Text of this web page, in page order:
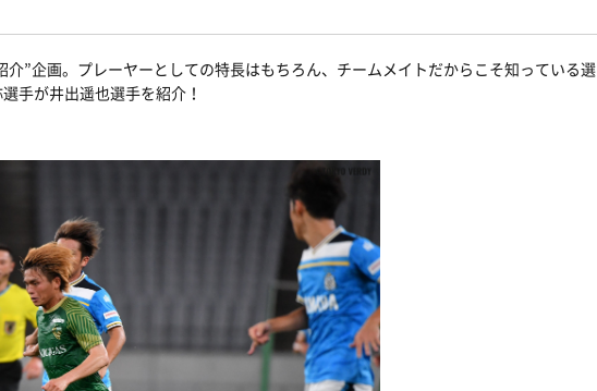
”企画。プレーヤーとしての特長はもちろん、チームメイトだからこそ知っている選
手が井出遥也選手を紹介！